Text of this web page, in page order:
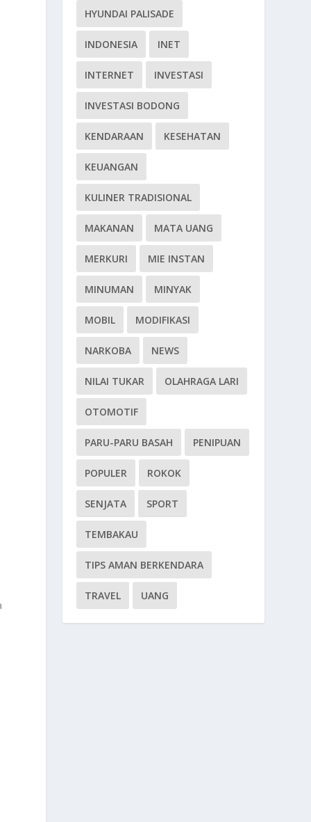
HYUNDAI PALISADE
INDONESIA INET
INTERNET INVESTASI
INVESTASI BODONG
KENDARAAN KESEHATAN
KEUANGAN
KULINER TRADISIONAL
MAKANAN MATA UANG
MERKURI MIE INSTAN
MINUMAN MINYAK
MOBIL MODIFIKASI
NARKOBA NEWS
NILAI TUKAR OLAHRAGA LARI
OTOMOTIF
PARU-PARU BASAH PENIPUAN
POPULER ROKOK
SENJATA SPORT
TEMBAKAU
TIPS AMAN BERKENDARA
TRAVEL UANG